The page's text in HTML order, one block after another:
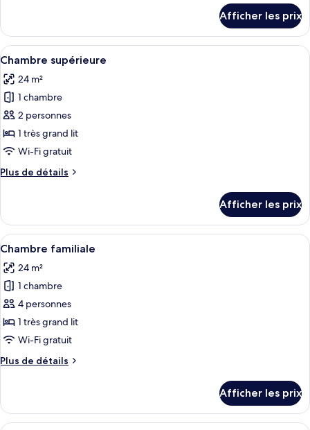
Chambre
supérieure
Afficher les prix
Afficher
toutes
les
photos
pour
ce
type
chambre :
Une chambre d’hôtel comprenant
5
Chambre supérieure
24 m²
1 chambre
2 personnes
1 très grand lit
Wi-Fi gratuit
Plus de détails
Plus
Chambre
supérieure
Afficher les prix
Afficher
toutes
les
photos
pour
ce
type
chambre :
Une chambre d’hôtel avec un
5
Chambre familiale
24 m²
1 chambre
4 personnes
1 très grand lit
Wi-Fi gratuit
Plus de détails
Plus
Chambre
familiale
Afficher les prix
Une chambre d’hôtel avec un